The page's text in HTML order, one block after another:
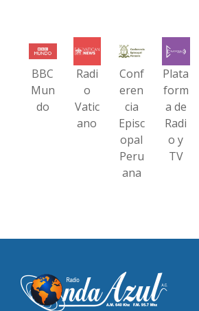
BBC
Mun
do
Radi
o
Vatic
ano
Conf
eren
cia
Episc
opal
Peru
ana
Plata
form
a de
Radi
o y
TV